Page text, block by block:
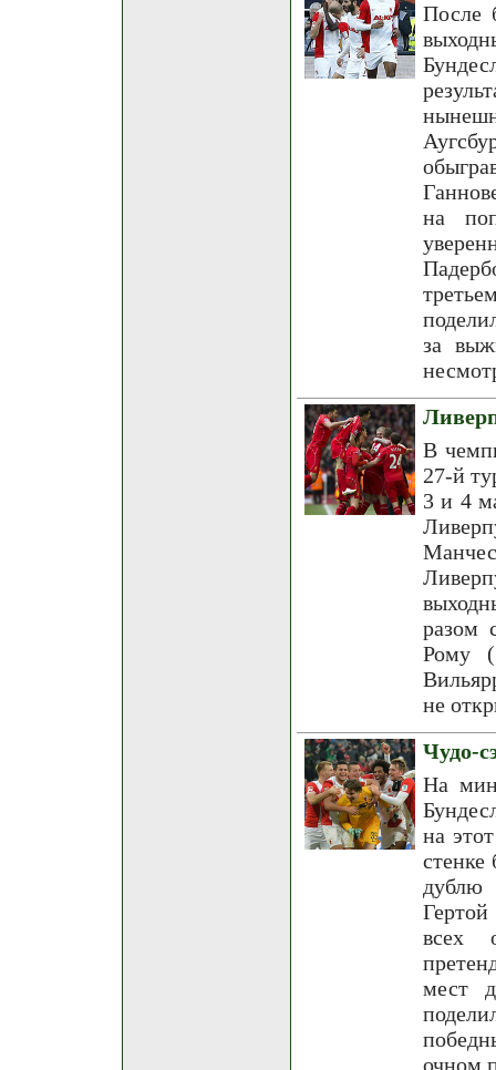
После
на
за
В
27-й
3 и 4
разом
Рому
не
Чудо-
На
на
стенке
дублю
всех
мест
очном